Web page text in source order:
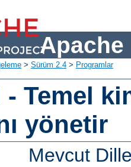
Apache
> Sürüm 2.4 > Programlar
- Temel
yönetir
Mevcut